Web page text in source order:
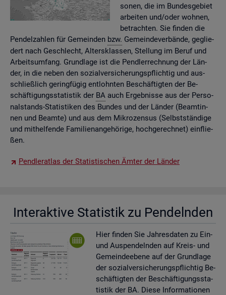
so­nen, die im Bun­des­ge­biet
ar­bei­ten und/oder woh­nen,
be­trach­ten. Sie fin­den die
Pen­del­zah­len für Ge­mein­den bzw. Ge­mein­de­ver­bän­de, ge­glie­
dert nach Ge­schlecht, Al­ters­klas­sen, Stel­lung im Beruf und
Ar­beits­um­fang. Grund­la­ge ist die Pend­ler­rech­nung der Län­
der, in die neben den so­zi­al­ver­si­che­rungs­pflich­tig und aus­
schlie­ß­lich ge­ring­fü­gig ent­lohn­ten Be­schäf­tig­ten der Be­
schäf­ti­gungs­sta­tis­tik der BA auch Er­geb­nis­se aus der Per­so­
nal­stands-Sta­tis­ti­ken des Bun­des und der Län­der (Be­am­tin­
nen und Be­am­te) und aus dem Mi­kro­zen­sus (Selbst­stän­di­ge
und mit­hel­fen­de Fa­mi­li­en­an­ge­hö­ri­ge, hoch­ge­rech­net) ein­flie­
ßen.
Pend­ler­at­las der Sta­tis­ti­schen Ämter der Län­der
In­ter­ak­ti­ve Sta­tis­tik zu Pen­deln­den
Hier fin­den Sie Jah­res­da­ten zu Ein-
und Aus­pen­deln­den auf Kreis- und
Ge­mein­de­ebe­ne auf der Grund­la­ge
der so­zi­al­ver­si­che­rungs­pflich­tig Be­
schäf­tig­ten der Be­schäf­ti­gungs­sta­
tis­tik der BA. Diese In­for­ma­tio­nen